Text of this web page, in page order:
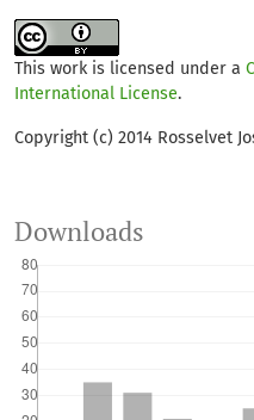
This work is licensed under a
International License.
Copyright (c) 2014 Rosselvet
Downloads